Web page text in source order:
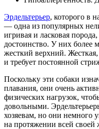
Эрдельтерьер, которого в
— одна из популярных
игривая и ласковая
достоинство. У них более
жесткий верхний.
и требует постоянной
Поскольку эти собаки
плавания, они очень
физических нагрузок,
довольными.
хозяевам, но они немного
на протяжении всей своей